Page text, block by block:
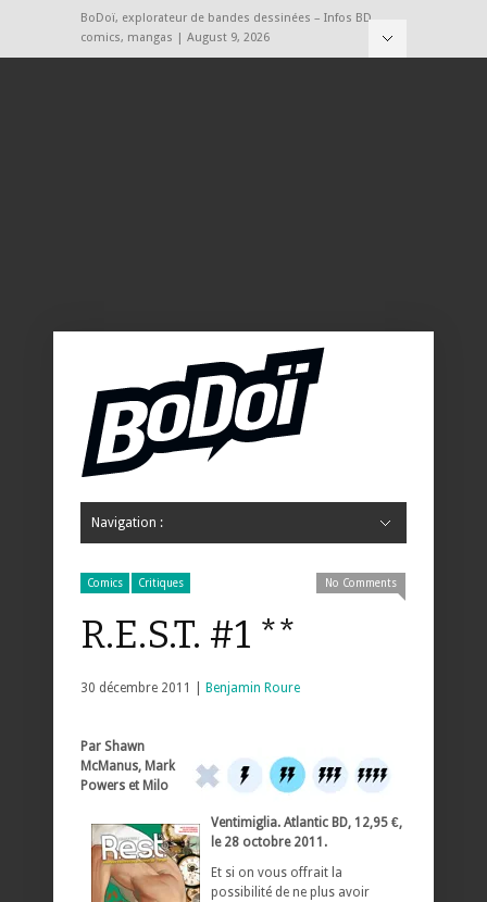
BoDoï, explorateur de bandes dessinées – Infos BD,
comics, mangas | August 9, 2026
Navigation :
Comics Critiques No Comments
R.E.S.T. #1 **
30 décembre 2011 | Benjamin Roure
Par Shawn
McManus, Mark
Powers et Milo
Ventimiglia. Atlantic BD, 12,95 €,
le 28 octobre 2011.
Et si on vous offrait la
possibilité de ne plus avoir